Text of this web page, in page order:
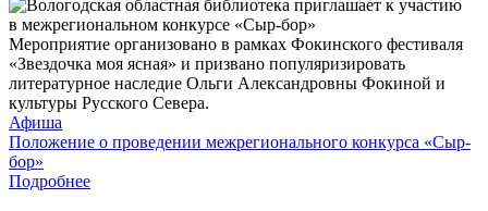
Мероприятие организовано в рамках Фокинского фестиваля
«Звездочка моя ясная» и призвано популяризировать
литературное наследие Ольги Александровны Фокиной и
культуры Русского Севера.
Афиша
Положение о проведении межрегионального конкурса «Сыр-
бор»
Подробнее